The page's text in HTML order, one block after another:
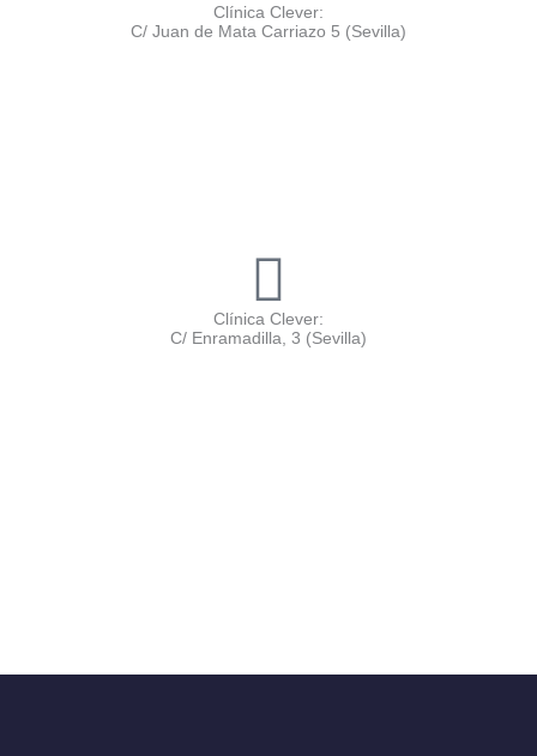
Clínica Clever:
C/ Juan de Mata Carriazo 5 (Sevilla)
Clínica Clever:
C/ Enramadilla, 3 (Sevilla)